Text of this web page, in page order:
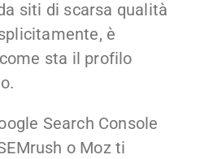
siti di scarsa qualità
è
sta il profilo
Search Console
o Moz ti